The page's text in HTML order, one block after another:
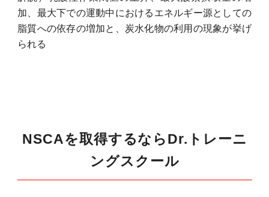
加、最大下での運動中におけるエネルギー源としての
脂質への依存の増加と、炭水化物の利用の現象が挙げ
られる
NSCAを取得するならDr.トレーニ
ングスクール